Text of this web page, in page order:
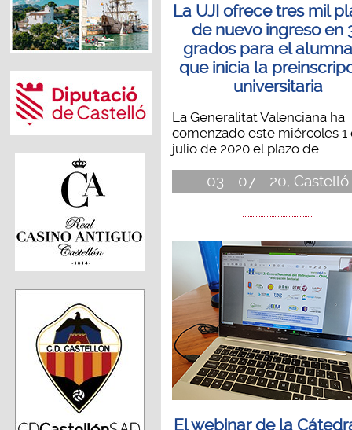
La UJI ofrece tres mil
de nuevo ingreso en
grados para el
que inicia la
universitaria
La Generalitat Valenciana ha
comenzado este miércoles 1
julio de 2020 el plazo de...
03 - 07 - 20, Castelló
El webinar de la